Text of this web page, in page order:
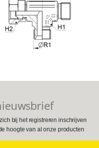
bij het registreren inschrijven
hoogte van al onze producten